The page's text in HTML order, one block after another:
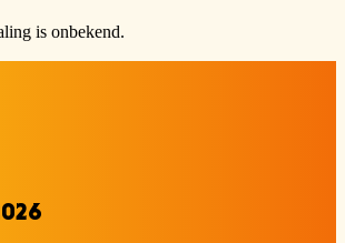
is onbekend.